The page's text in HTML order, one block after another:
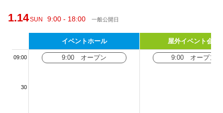
出展者・Exhibitor 業界関係者・Trade Visitor
1.14SUN9:00 - 18:00 一般公開日
イベントホール 屋外イベント会場
09:00
30
9:00 オープン 9:00 オープン